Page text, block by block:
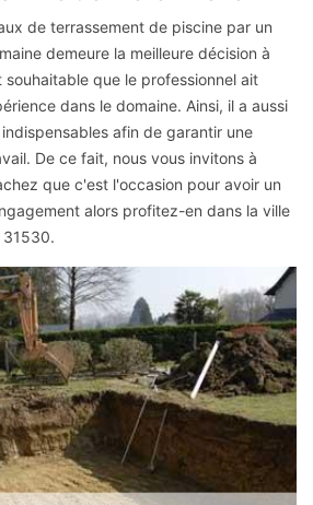
de terrassement de piscine par un
demeure la meilleure décision à
que le professionnel ait
dans le domaine. Ainsi, il a aussi
afin de garantir une
De ce fait, nous vous invitons à
que c'est l'occasion pour avoir un
alors profitez-en dans la ville
31530.